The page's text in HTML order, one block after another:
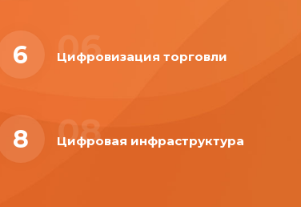
6 06
Цифровизация торговли
8 08
Цифровая инфраструктура